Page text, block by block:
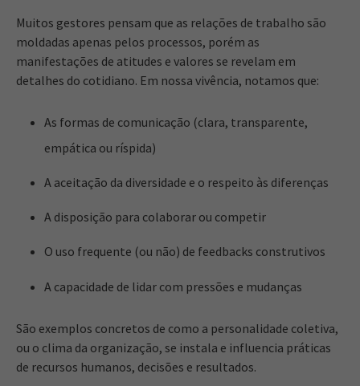
Muitos gestores pensam que as relações de trabalho são
moldadas apenas pelos processos, porém as
manifestações de atitudes e valores se revelam em
detalhes do cotidiano. Em nossa vivência, notamos que:
As formas de comunicação (clara, transparente,
empática ou ríspida)
A aceitação da diversidade e o respeito às diferenças
A disposição para colaborar ou competir
O uso frequente (ou não) de feedbacks construtivos
A capacidade de lidar com pressões e mudanças
São exemplos concretos de como a personalidade coletiva,
ou o clima da organização, se instala e influencia práticas
de recursos humanos, decisões e resultados.